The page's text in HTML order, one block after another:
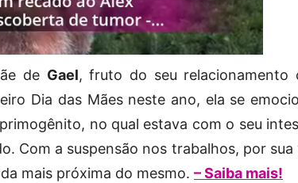
de Gael, fruto do seu relacionamento
Dia das Mães neste ano, ela se
no qual estava com o seu
Com a suspensão nos trabalhos, por sua
mais próxima do mesmo. – Saiba mais!